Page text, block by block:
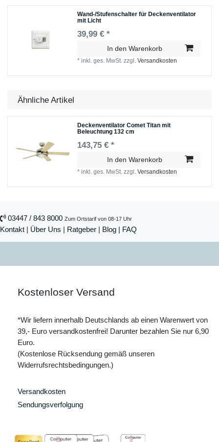
Wand-/Stufenschalter für Deckenventilator
mit Licht
39,99 € *
In den Warenkorb
*inkl. ges. MwSt. zzgl.Versandkosten
Ähnliche Artikel
Deckenventilator Comet Titan mit
Beleuchtung 132 cm
143,75 € *
In den Warenkorb
*inkl. ges. MwSt. zzgl.Versandkosten
03447 / 843 8000 Zum Ortstarif von 08-17 Uhr
Kontakt | Über Uns | Ratgeber | Blog | FAQ
Kostenloser Versand
*Wir liefern innerhalb Deutschlands ab einen Warenwert von
39,- Euro versandkostenfrei! Darunter bezahlen Sie nur 6,90
Euro.
(Kostenlose Rücksendung gemäß unseren
Widerrufsrechtsbedingungen.)
Versandkosten
Sendungsverfolgung